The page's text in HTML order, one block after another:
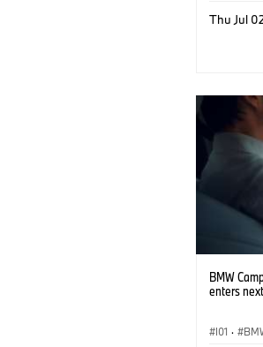
Thu Jul
BMW
enters
I01 ·